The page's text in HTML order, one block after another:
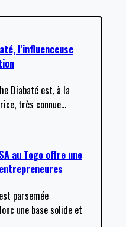
l’influenceuse
Diabaté est, à la
très connue…
au Togo offre une
parsemée
une base solide et